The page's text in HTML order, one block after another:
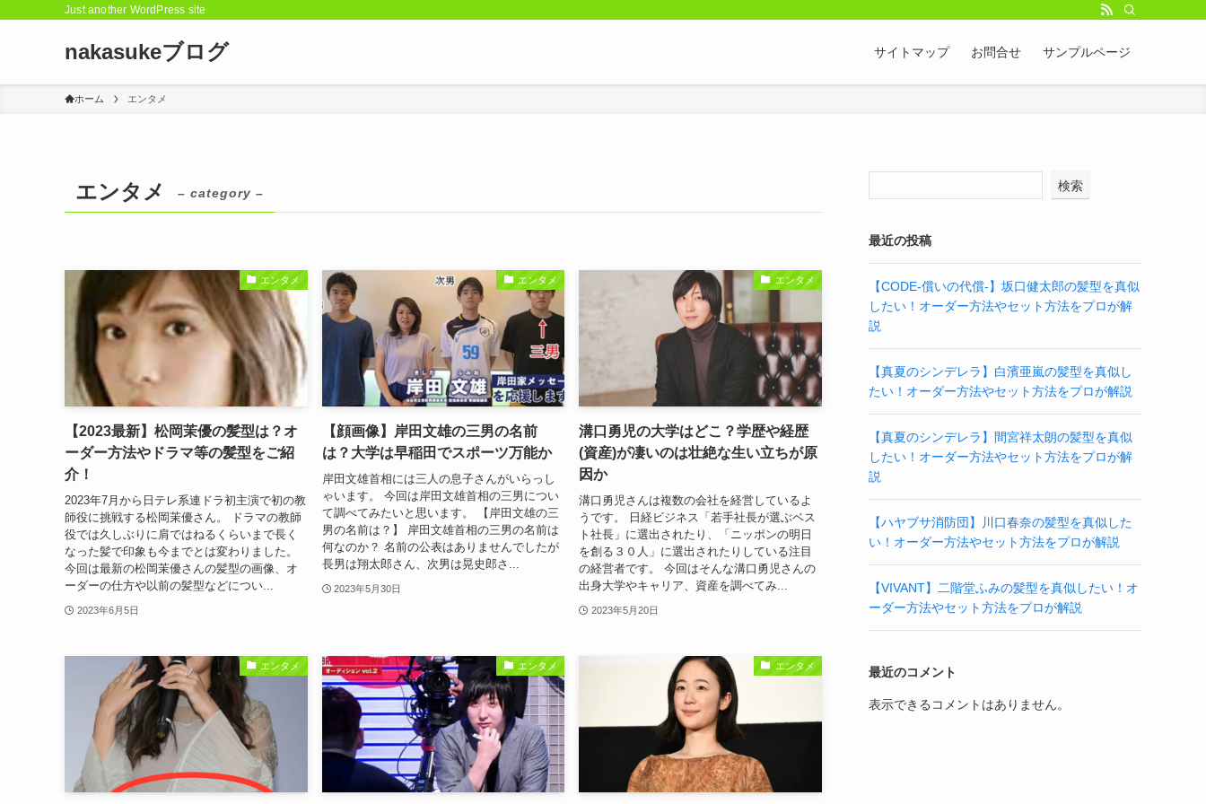
Just another WordPress site
nakasukeブログ サイトマップ お問合せ サンプルページ
ホーム エンタメ
エンタメ – category –
エンタメ
【2023最新】松岡茉優の髪型は？オ
ーダー方法やドラマ等の髪型をご紹
介！
2023年7月から日テレ系連ドラ初主演で初の教
師役に挑戦する松岡茉優さん。 ドラマの教師
役では久しぶりに肩ではねるくらいまで長く
なった髪で印象も今までとは変わりました。
今回は最新の松岡茉優さんの髪型の画像、オ
ーダーの仕方や以前の髪型などについ...
2023年6月5日
エンタメ
【顔画像】岸田文雄の三男の名前
は？大学は早稲田でスポーツ万能か
岸田文雄首相には三人の息子さんがいらっし
ゃいます。 今回は岸田文雄首相の三男につい
て調べてみたいと思います。 【岸田文雄の三
男の名前は？】 岸田文雄首相の三男の名前は
何なのか？ 名前の公表はありませんでしたが
長男は翔太郎さん、次男は晃史郎さ...
2023年5月30日
エンタメ
溝口勇児の大学はどこ？学歴や経歴
(資産)が凄いのは壮絶な生い立ちが原
因か
溝口勇児さんは複数の会社を経営しているよ
うです。 日経ビジネス「若手社長が選ぶベス
ト社長」に選出されたり、「ニッポンの明日
を創る３０人」に選出されたりしている注目
の経営者です。 今回はそんな溝口勇児さんの
出身大学やキャリア、資産を調べてみ...
2023年5月20日
エンタメ エンタメ エンタメ
検索
最近の投稿
【CODE-償いの代償-】坂口健太郎の髪型を真似
したい！オーダー方法やセット方法をプロが解
説
【真夏のシンデレラ】白濱亜嵐の髪型を真似し
たい！オーダー方法やセット方法をプロが解説
【真夏のシンデレラ】間宮祥太朗の髪型を真似
したい！オーダー方法やセット方法をプロが解
説
【ハヤブサ消防団】川口春奈の髪型を真似した
い！オーダー方法やセット方法をプロが解説
【VIVANT】二階堂ふみの髪型を真似したい！オ
ーダー方法やセット方法をプロが解説
最近のコメント
表示できるコメントはありません。